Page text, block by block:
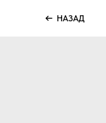
НАЗАД